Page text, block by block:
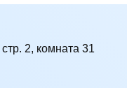
2, комната 31